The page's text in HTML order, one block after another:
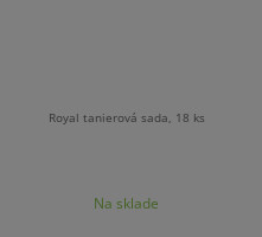
Royal tanierová sada, 18 ks
Na sklade